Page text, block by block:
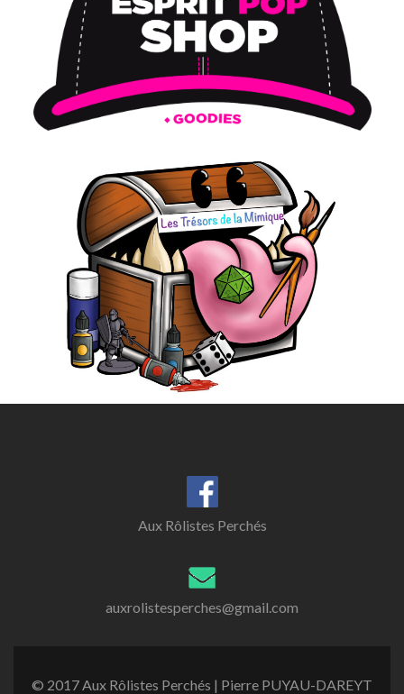
Aux Rôlistes Perchés
auxrolistesperches@gmail.com
© 2017 Aux Rôlistes Perchés | Pierre PUYAU-DAREYT